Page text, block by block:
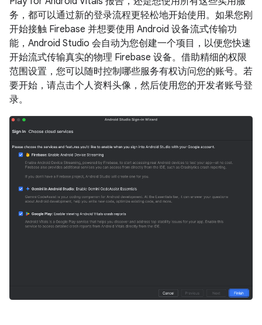
务，都可以通过新的登录流程更轻松地开始使用。如果您刚
开始接触 Firebase 并想要使用 Android 设备流式传输功
能，Android Studio 会自动为您创建一个项目，以便您快速
开始流式传输真实的物理 Firebase 设备。借助精细的权限
范围设置，您可以随时控制哪些服务有权访问您的账号。若
要开始，请点击个人资料头像，然后使用您的开发者账号登
录。